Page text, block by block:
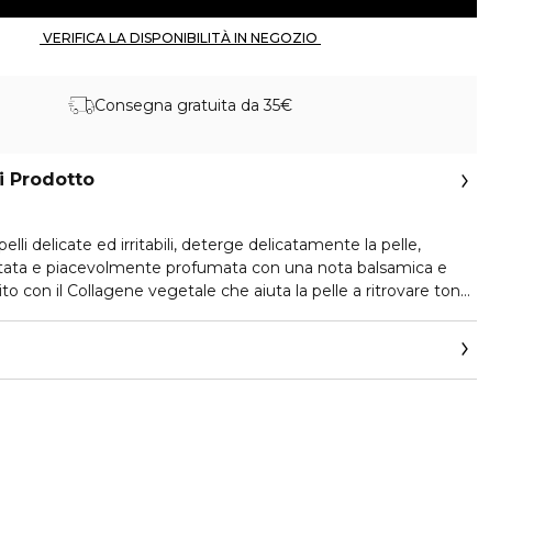
Consegna gratuita da 35€
Prodotto
delicate ed irritabili, deterge delicatamente la pelle,
e piacevolmente profumata con una nota balsamica e
con il Collagene vegetale che aiuta la pelle a ritrovare tono
e Melissa dalle proprietà calmanti, rinfrescanti e
delicate, irritabili o soggette a rossori, per chi cerca